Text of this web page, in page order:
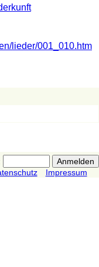
lieder/001_010.htm
Impressum